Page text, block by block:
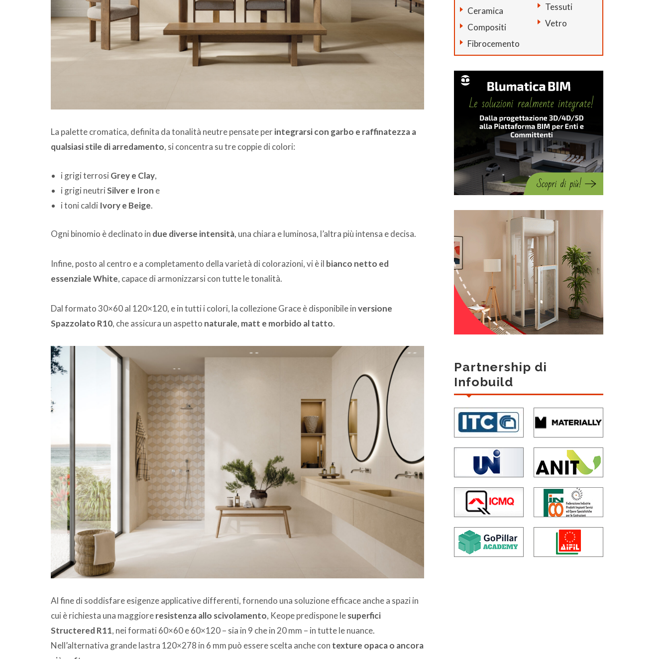
La palette cromatica, definita da tonalità neutre pensate perintegrarsi con garbo e raffinatezza a
qualsiasi stile di arredamento, si concentra su tre coppie di colori:
i grigi terrosi Grey e Clay,
i grigi neutriSilver e Iron e
i toni caldi Ivory e Beige.
Ogni binomio è declinato in due diverse intensità, una chiara e luminosa, l’altra più intensa e decisa.
Infine, posto al centro e a completamento della varietà di colorazioni, vi è il bianco netto ed
essenziale White, capace di armonizzarsi con tutte le tonalità.
Dal formato 30×60 al 120×120, e in tutti i colori, la collezione Grace è disponibile inversione
Spazzolato R10, che assicura un aspetto naturale, matt e morbido al tatto.
Al fine di soddisfare esigenze applicative differenti, fornendo una soluzione efficace anche a spazi in
cui è richiesta una maggioreresistenza allo scivolamento, Keope predispone lesuperfici
Structered R11, nei formati 60×60 e 60×120 – sia in 9 che in 20 mm – in tutte le nuance.
Nell’alternativa grande lastra 120×278 in 6 mm può essere scelta anche con texture opaca o ancora
Ceramica
Compositi
Fibrocemento
Tessuti
Vetro
Partnership di
Infobuild